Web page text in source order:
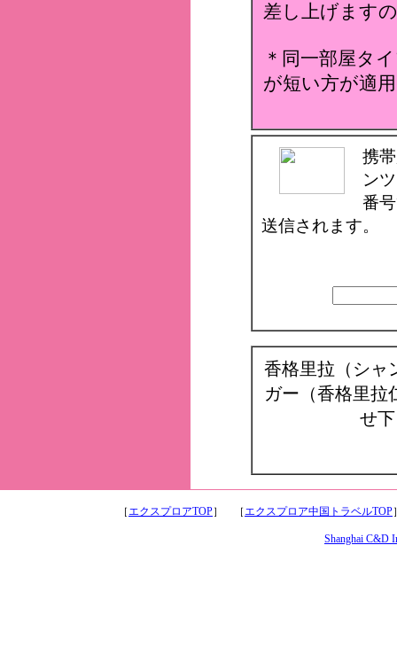
差し上げます
＊同一部屋タ
が短い方が適
携
ン
番
送信されます。
香格里拉（シャ
ガー（香格里拉
せ
［エクスプロアTOP］ ［エクスプロア中国トラベルTOP
Shanghai C&D